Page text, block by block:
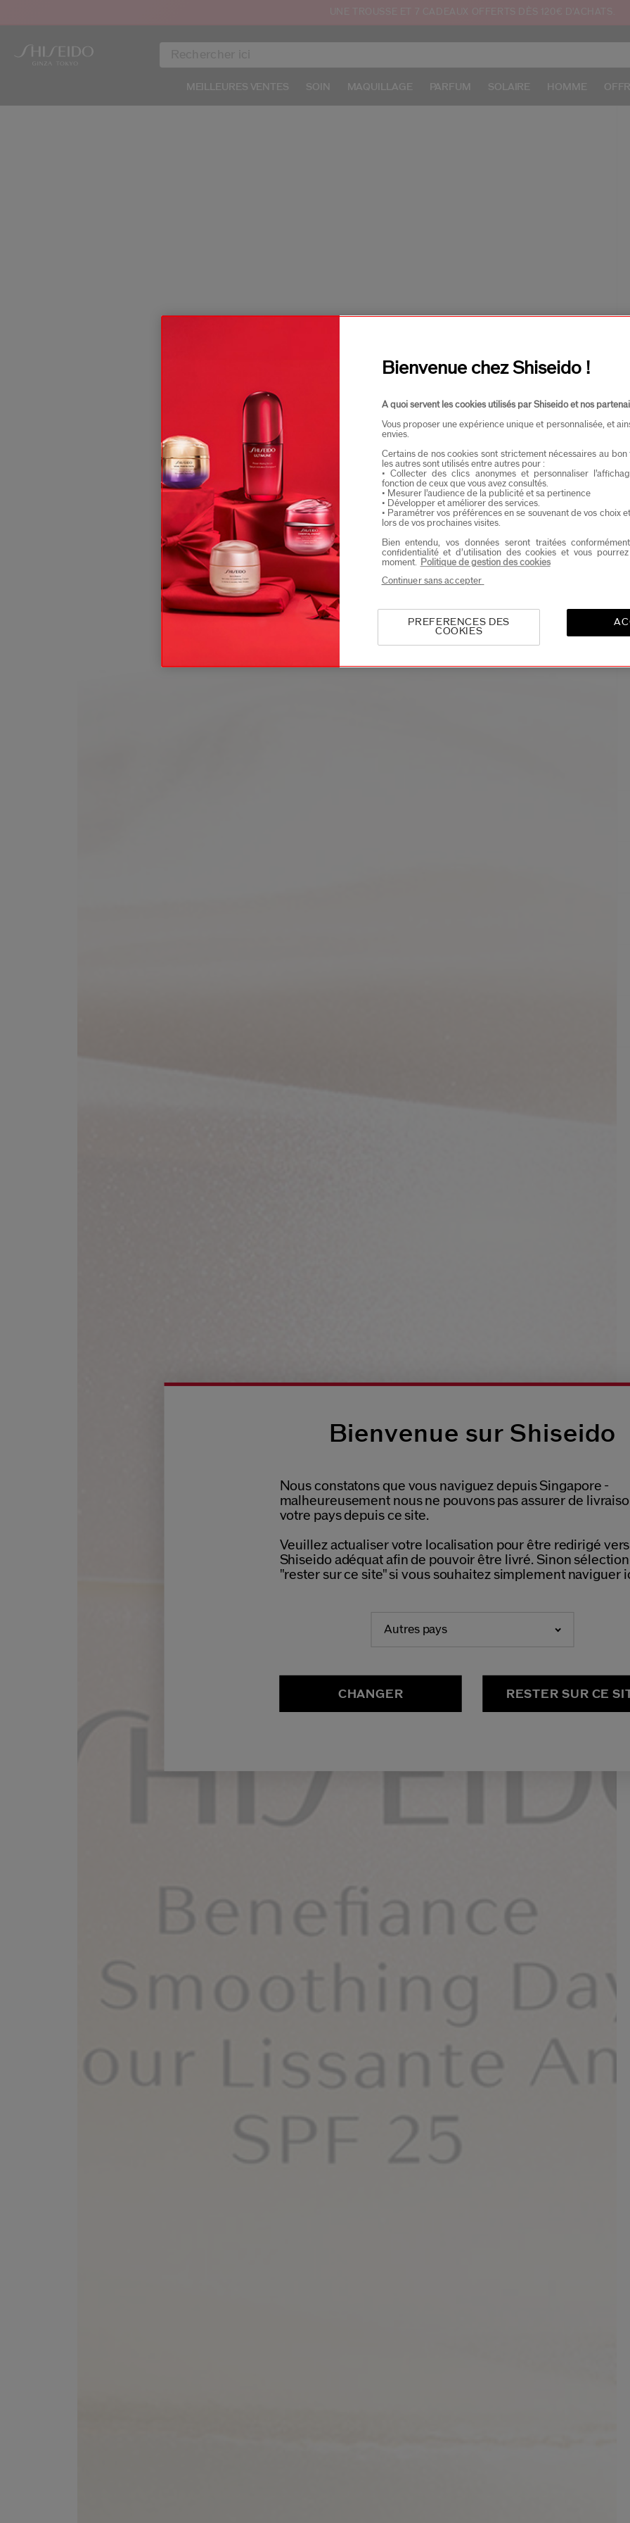
MEILLEURES VENTES SOIN MAQUILLAGE PARFUM SOLAIRE HOMME
Bienvenue sur Shiseido
Nous constatons que vous naviguez depuis Singapore -
malheureusement nous ne pouvons pas assurer de
votre pays depuis ce site.
Veuillez actualiser votre localisation pour être redirigé
Shiseido adéquat afin de pouvoir être livré. Sinon
"rester sur ce site" si vous souhaitez simplement naviguer
Autres pays
CHANGER RESTER SUR CE
Bienvenue chez Shiseido !
A quoi servent les cookies utilisés par Shiseido et nos
Vous proposer une expérience unique et personnalisée, et
envies.
Certains de nos cookies sont strictement nécessaires au
les autres sont utilisés entre autres pour :
• Collecter des clics anonymes et personnaliser
fonction de ceux que vous avez consultés.
• Mesurer l’audience de la publicité et sa pertinence
• Développer et améliorer des services.
• Paramétrer vos préférences en se souvenant de vos choix
lors de vos prochaines visites.
Bien entendu, vos données seront traitées
confidentialité et d’utilisation des cookies et vous
moment. Politique de gestion des cookies
PREFERENCES DES
COOKIES
Continuer sans accepter